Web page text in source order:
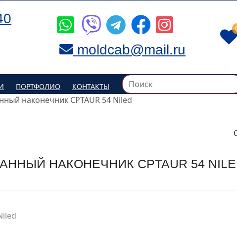
moldcab@mail.ru
ПОРТФОЛИО КОНТАКТЫ
наконечник CPTAUR 54 Niled
НАКОНЕЧНИК CPTAUR 54